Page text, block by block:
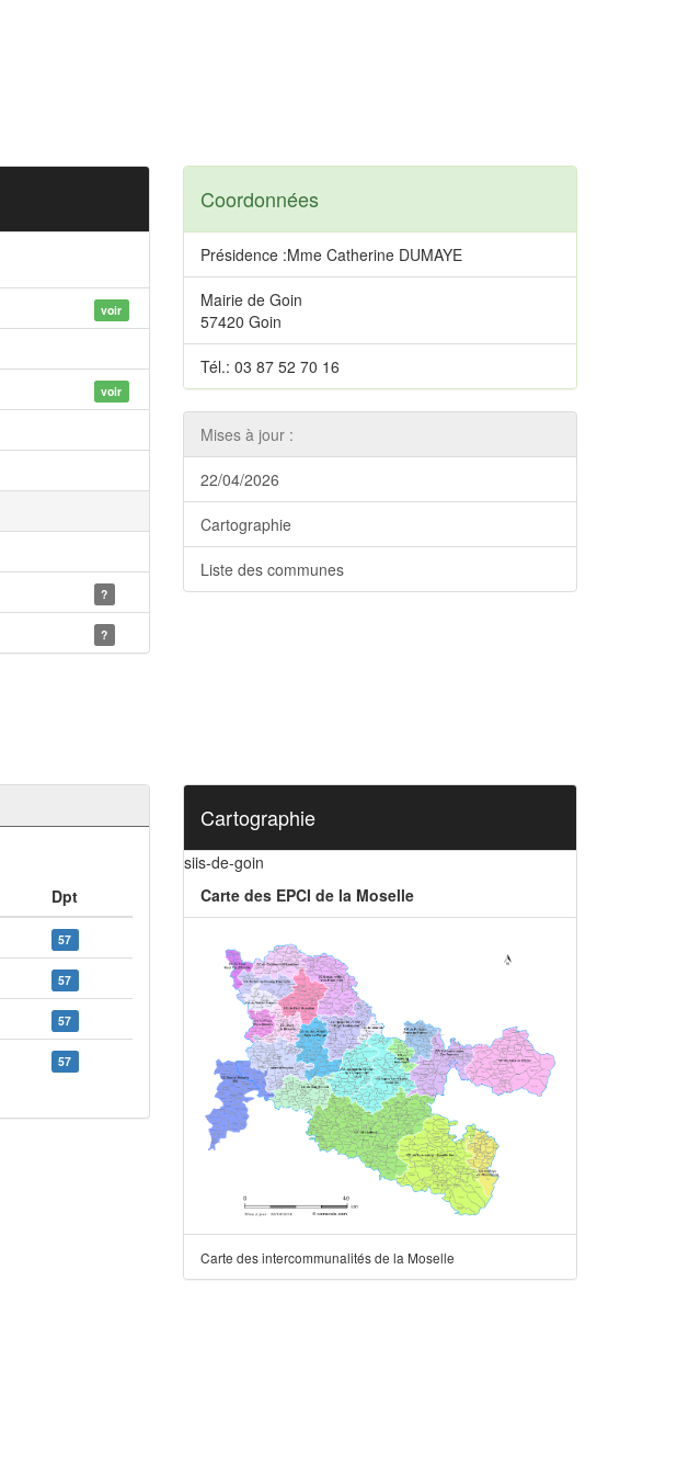
voir
voir
?
?
Coordonnées
Présidence :Mme Catherine DUMAYE
Mairie de Goin
57420 Goin
Tél.: 03 87 52 70 16
Mises à jour :
22/04/2026
Cartographie
Liste des communes
Dpt
57
57
57
57
Cartographie
siis-de-goin
Carte des EPCI de la Moselle
Carte des intercommunalités de la Moselle